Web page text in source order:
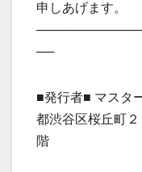
申しあげます。
──
■発行者■ マスタ
都渋谷区桜丘町
階